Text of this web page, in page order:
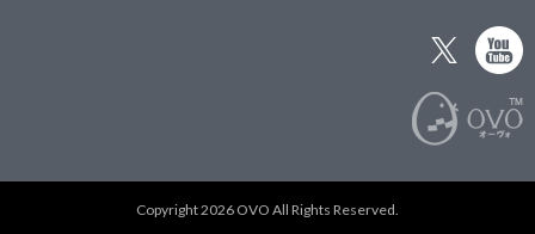
Copyright 2026 OVO All Rights Reserved.